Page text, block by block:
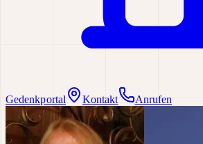
Gedenkportal Kontakt Anrufen